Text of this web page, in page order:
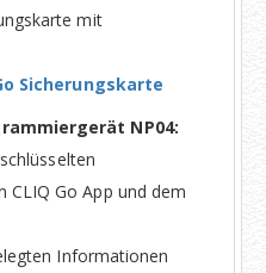
mit
Sicherungskarte
NP04:
CLIQ Go App und dem
Informationen